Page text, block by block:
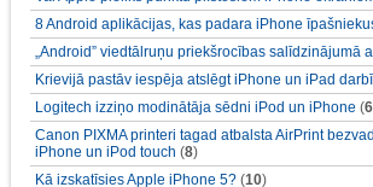
8 Android aplikācijas, kas padara iPhone
„Android” viedtālruņu priekšrocības salīdzinājumā
Krievijā pastāv iespēja atslēgt iPhone un iPad
Logitech izziņo modinātāja sēdni iPod un iPhone (6
Canon PIXMA printeri tagad atbalsta AirPrint
iPhone un iPod touch (8)
Kā izskatīsies Apple iPhone 5? (10)